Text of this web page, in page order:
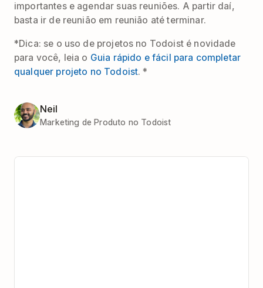
importantes e agendar suas reuniões. A partir daí,
basta ir de reunião em reunião até terminar.
*Dica: se o uso de projetos no Todoist é novidade
para você, leia o Guia rápido e fácil para completar
qualquer projeto no Todoist. *
Neil
Marketing de Produto no Todoist